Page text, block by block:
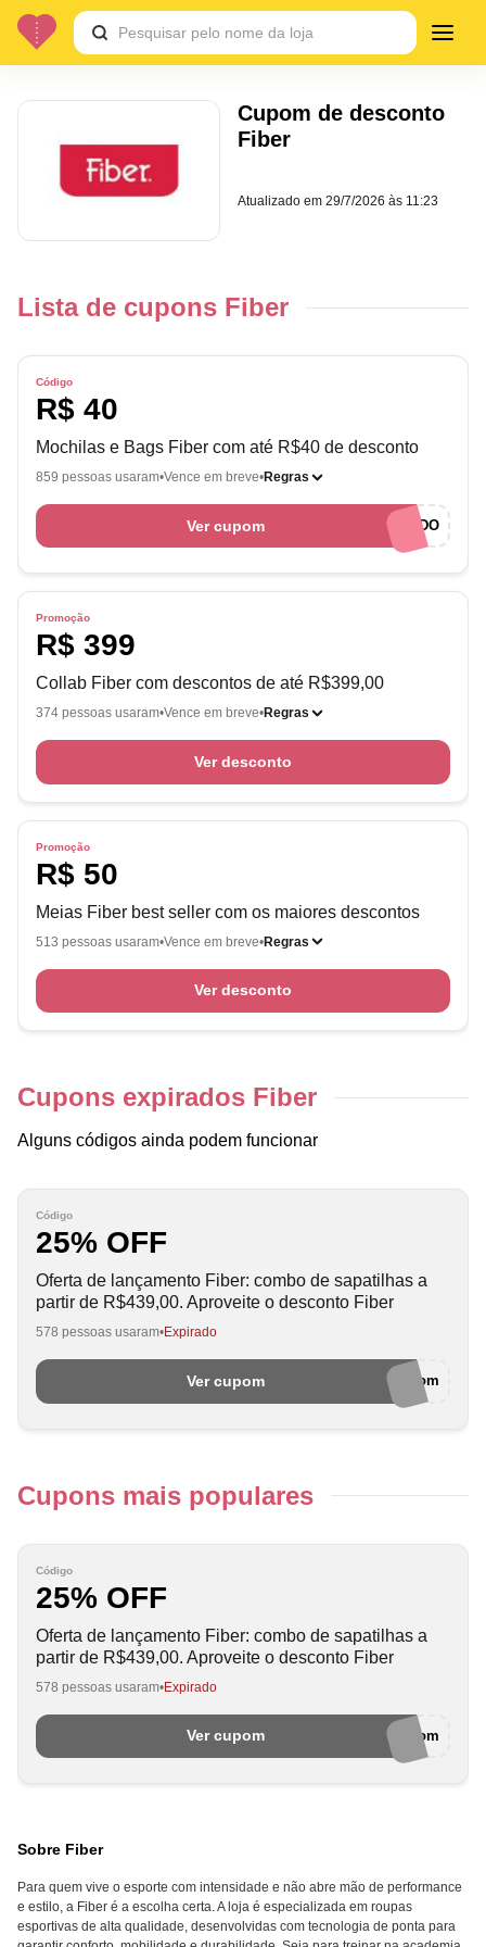
Cupom de desconto
Fiber
Atualizado em29/7/2026 às 11:23
Lista de cupons Fiber
Código
R$ 40
Mochilas e Bags Fiber com até R$40 de desconto
859 pessoas usaram Vence em breve Regras
Ver cupom CUPONADO
Promoção
R$ 399
Collab Fiber com descontos de até R$399,00
374 pessoas usaram Vence em breve Regras
Ver desconto
Promoção
R$ 50
Meias Fiber best seller com os maiores descontos
513 pessoas usaram Vence em breve Regras
Ver desconto
Cupons expirados Fiber
Alguns códigos ainda podem funcionar
Código
25% OFF
Oferta de lançamento Fiber: combo de sapatilhas a
partir de R$439,00. Aproveite o desconto Fiber
578 pessoas usaram Expirado
Ver cupom semcupom
Cupons mais populares
Código
25% OFF
Oferta de lançamento Fiber: combo de sapatilhas a
partir de R$439,00. Aproveite o desconto Fiber
578 pessoas usaram Expirado
Ver cupom semcupom
Sobre Fiber
Para quem vive o esporte com intensidade e não abre mão de performance
e estilo, a Fiber é a escolha certa. A loja é especializada em roupas
esportivas de alta qualidade, desenvolvidas com tecnologia de ponta para